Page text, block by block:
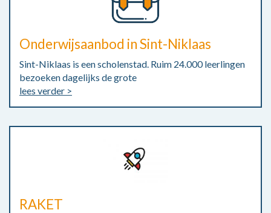
Onderwijsaanbod in Sint-Niklaas
Sint-Niklaas is een scholenstad. Ruim 24.000 leerlingen
bezoeken dagelijks de grote
lees verder >
RAKET